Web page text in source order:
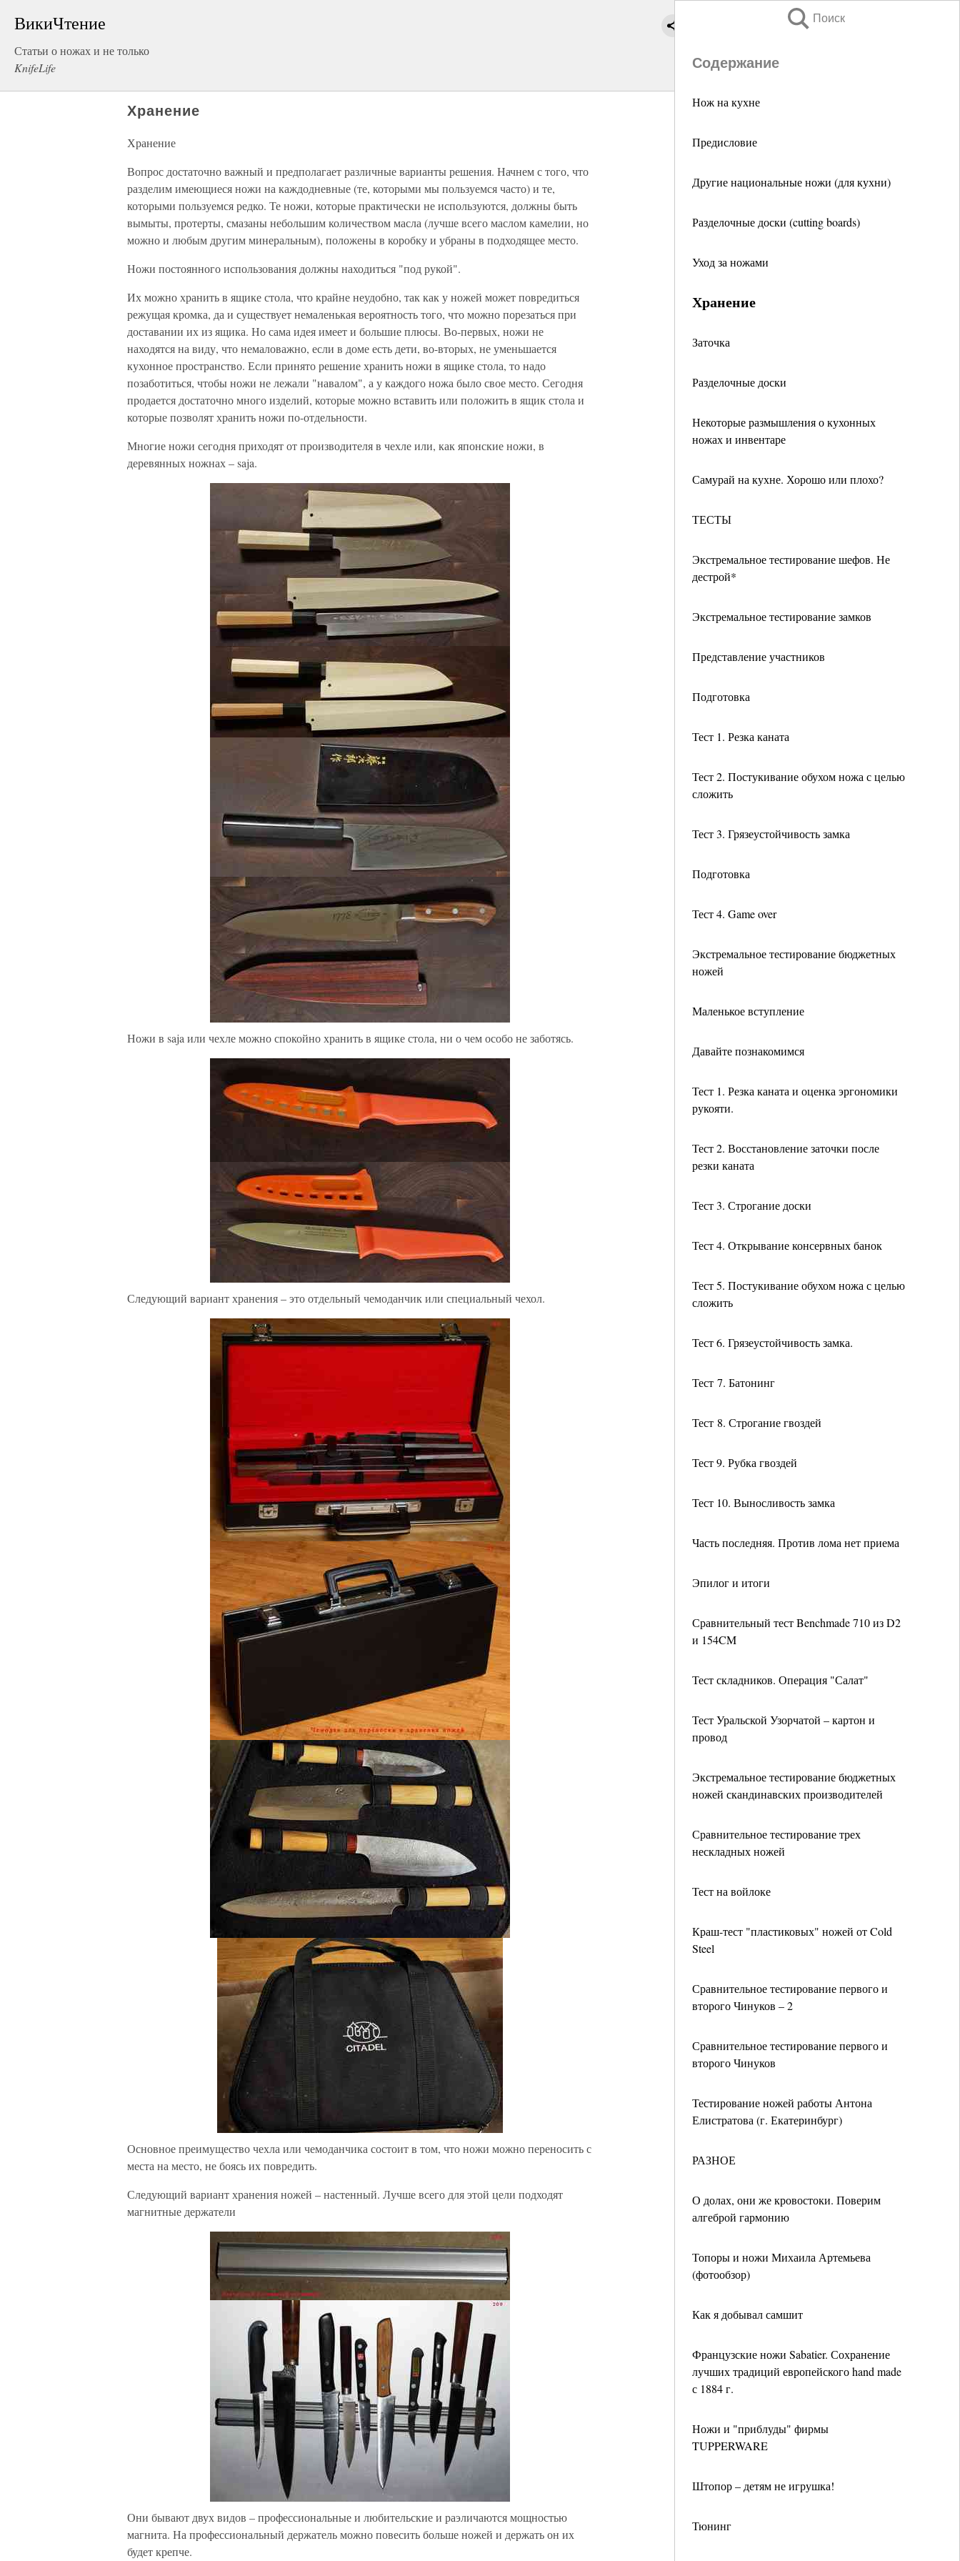
ВикиЧтение
Статьи о ножах и не только
KnifeLife
Поиск
Содержание
Нож на кухне
Предисловие
Другие национальные ножи (для кухни)
Разделочные доски (cutting boards)
Уход за ножами
Хранение
Заточка
Разделочные доски
Некоторые размышления о кухонных
ножах и инвентаре
Самурай на кухне. Хорошо или плохо?
ТЕСТЫ
Экстремальное тестирование шефов. Не
дестрой*
Экстремальное тестирование замков
Представление участников
Подготовка
Тест 1. Резка каната
Тест 2. Постукивание обухом ножа с целью
сложить
Тест 3. Грязеустойчивость замка
Подготовка
Тест 4. Game over
Экстремальное тестирование бюджетных
ножей
Маленькое вступление
Давайте познакомимся
Тест 1. Резка каната и оценка эргономики
рукояти.
Тест 2. Восстановление заточки после
резки каната
Тест 3. Строгание доски
Тест 4. Открывание консервных банок
Тест 5. Постукивание обухом ножа с целью
сложить
Тест 6. Грязеустойчивость замка.
Тест 7. Батонинг
Тест 8. Строгание гвоздей
Тест 9. Рубка гвоздей
Тест 10. Выносливость замка
Часть последняя. Против лома нет приема
Эпилог и итоги
Сравнительный тест Benchmade 710 из D2
и 154CM
Тест складников. Операция "Салат"
Тест Уральской Узорчатой – картон и
провод
Экстремальное тестирование бюджетных
ножей скандинавских производителей
Сравнительное тестирование трех
нескладных ножей
Тест на войлоке
Краш-тест "пластиковых" ножей от Cold
Steel
Сравнительное тестирование первого и
второго Чинуков – 2
Сравнительное тестирование первого и
второго Чинуков
Тестирование ножей работы Антона
Елистратова (г. Екатеринбург)
РАЗНОЕ
О долах, они же кровостоки. Поверим
алгеброй гармонию
Топоры и ножи Михаила Артемьева
(фотообзор)
Как я добывал самшит
Французские ножи Sabatier. Сохранение
лучших традиций европейского hand made
с 1884 г.
Ножи и "приблуды" фирмы
TUPPERWARE
Штопор – детям не игрушка!
Тюнинг
Хранение
Хранение
Вопрос достаточно важный и предполагает различные варианты решения. Начнем с того, что
разделим имеющиеся ножи на каждодневные (те, которыми мы пользуемся часто) и те,
которыми пользуемся редко. Те ножи, которые практически не используются, должны быть
вымыты, протерты, смазаны небольшим количеством масла (лучше всего маслом камелии, но
можно и любым другим минеральным), положены в коробку и убраны в подходящее место.
Ножи постоянного использования должны находиться "под рукой".
Их можно хранить в ящике стола, что крайне неудобно, так как у ножей может повредиться
режущая кромка, да и существует немаленькая вероятность того, что можно порезаться при
доставании их из ящика. Но сама идея имеет и большие плюсы. Во-первых, ножи не
находятся на виду, что немаловажно, если в доме есть дети, во-вторых, не уменьшается
кухонное пространство. Если принято решение хранить ножи в ящике стола, то надо
позаботиться, чтобы ножи не лежали "навалом", а у каждого ножа было свое место. Сегодня
продается достаточно много изделий, которые можно вставить или положить в ящик стола и
которые позволят хранить ножи по-отдельности.
Многие ножи сегодня приходят от производителя в чехле или, как японские ножи, в
деревянных ножнах – saja.
Ножи в saja или чехле можно спокойно хранить в ящике стола, ни о чем особо не заботясь.
Следующий вариант хранения – это отдельный чемоданчик или специальный чехол.
Основное преимущество чехла или чемоданчика состоит в том, что ножи можно переносить с
места на место, не боясь их повредить.
Следующий вариант хранения ножей – настенный. Лучше всего для этой цели подходят
магнитные держатели
Они бывают двух видов – профессиональные и любительские и раэличаются мощностью
магнита. На профессиональный держатель можно повесить больше ножей и держать он их
будет крепче.